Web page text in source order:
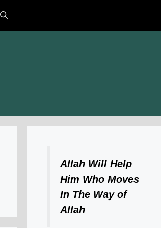
Allah Will Help
Him Who Moves
In The Way of
Allah